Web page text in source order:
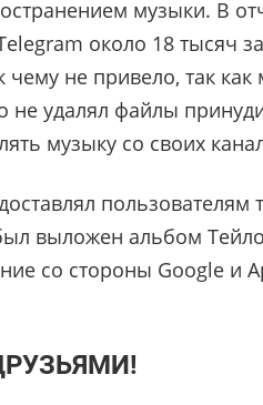
музыки. В
около 18 тысяч
чему не привело, так
не удалял файлы
музыку со своих
пользователям
выложен альбом
со стороны Google и